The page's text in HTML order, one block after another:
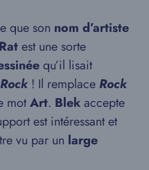
que son nom d’artiste
est une sorte
qu’il lisait
! Il remplace Rock
motArt. Blekaccepte
est intéressant et
vu par un large